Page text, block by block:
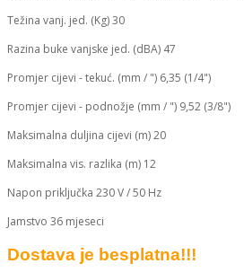
Težina vanj. jed. (Kg) 30
Razina buke vanjske jed. (dBA) 47
Promjer cijevi - tekuć. (mm / ") 6,35 (1/4")
Promjer cijevi - podnožje (mm / ") 9,52 (3/8")
Maksimalna duljina cijevi (m) 20
Maksimalna vis. razlika (m) 12
Napon priključka 230 V / 50 Hz
Jamstvo 36 mjeseci
Dostava je besplatna!!!